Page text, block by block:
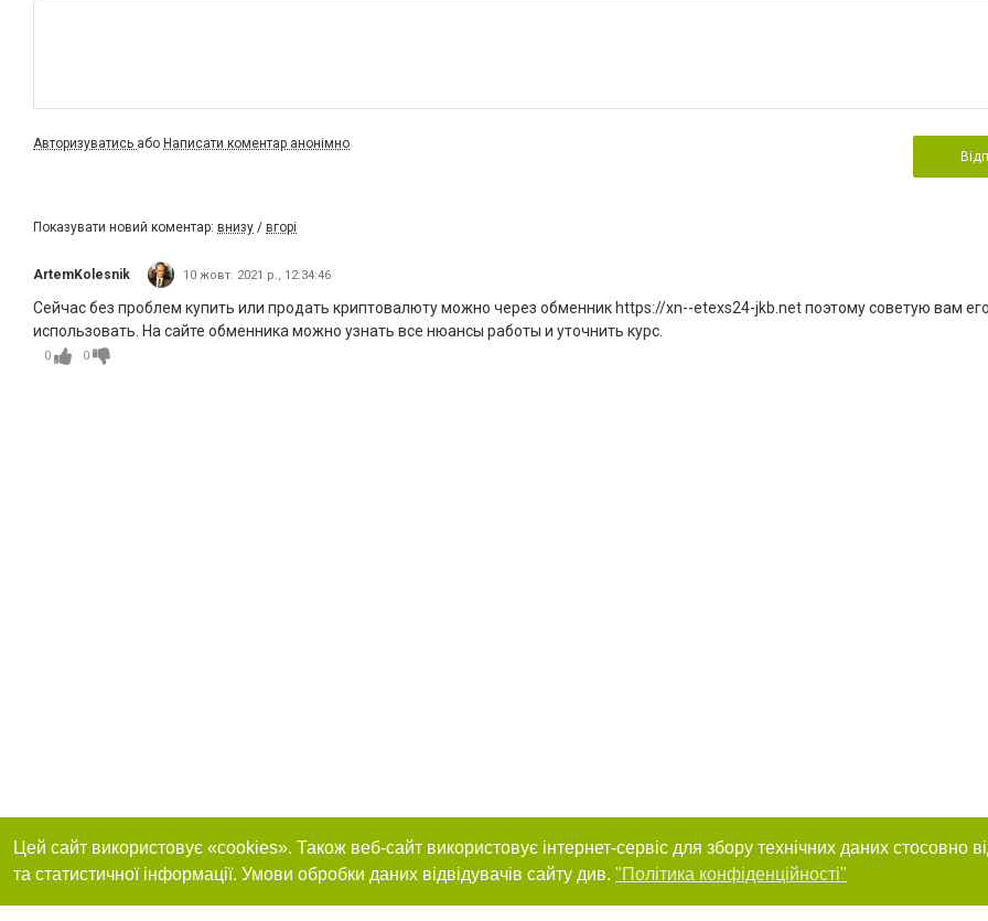
Авторизуватись або Написати коментар анонімно
Показувати новий коментар: внизу / вгорі
ArtemKolesnik 10 жовт. 2021 р., 12:34:46
Сейчас без проблем купить или продать криптовалюту можно через обменник https://xn--etexs24-jkb.net поэтому советую вам его
использовать. На сайте обменника можно узнать все нюансы работы и уточнить курс.
0 0
Цей сайт використовує «cookies». Також веб-сайт використовує інтернет-сервіс для збору технічних даних стосовно
та статистичної інформації. Умови обробки даних відвідувачів сайту див. "Політика конфіденційності"